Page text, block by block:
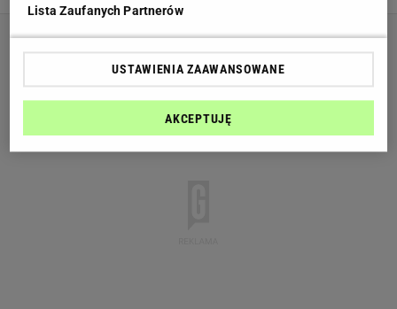
Lista Zaufanych Partnerów
USTAWIENIA ZAAWANSOWANE
AKCEPTUJĘ